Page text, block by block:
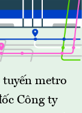
metro
Công ty